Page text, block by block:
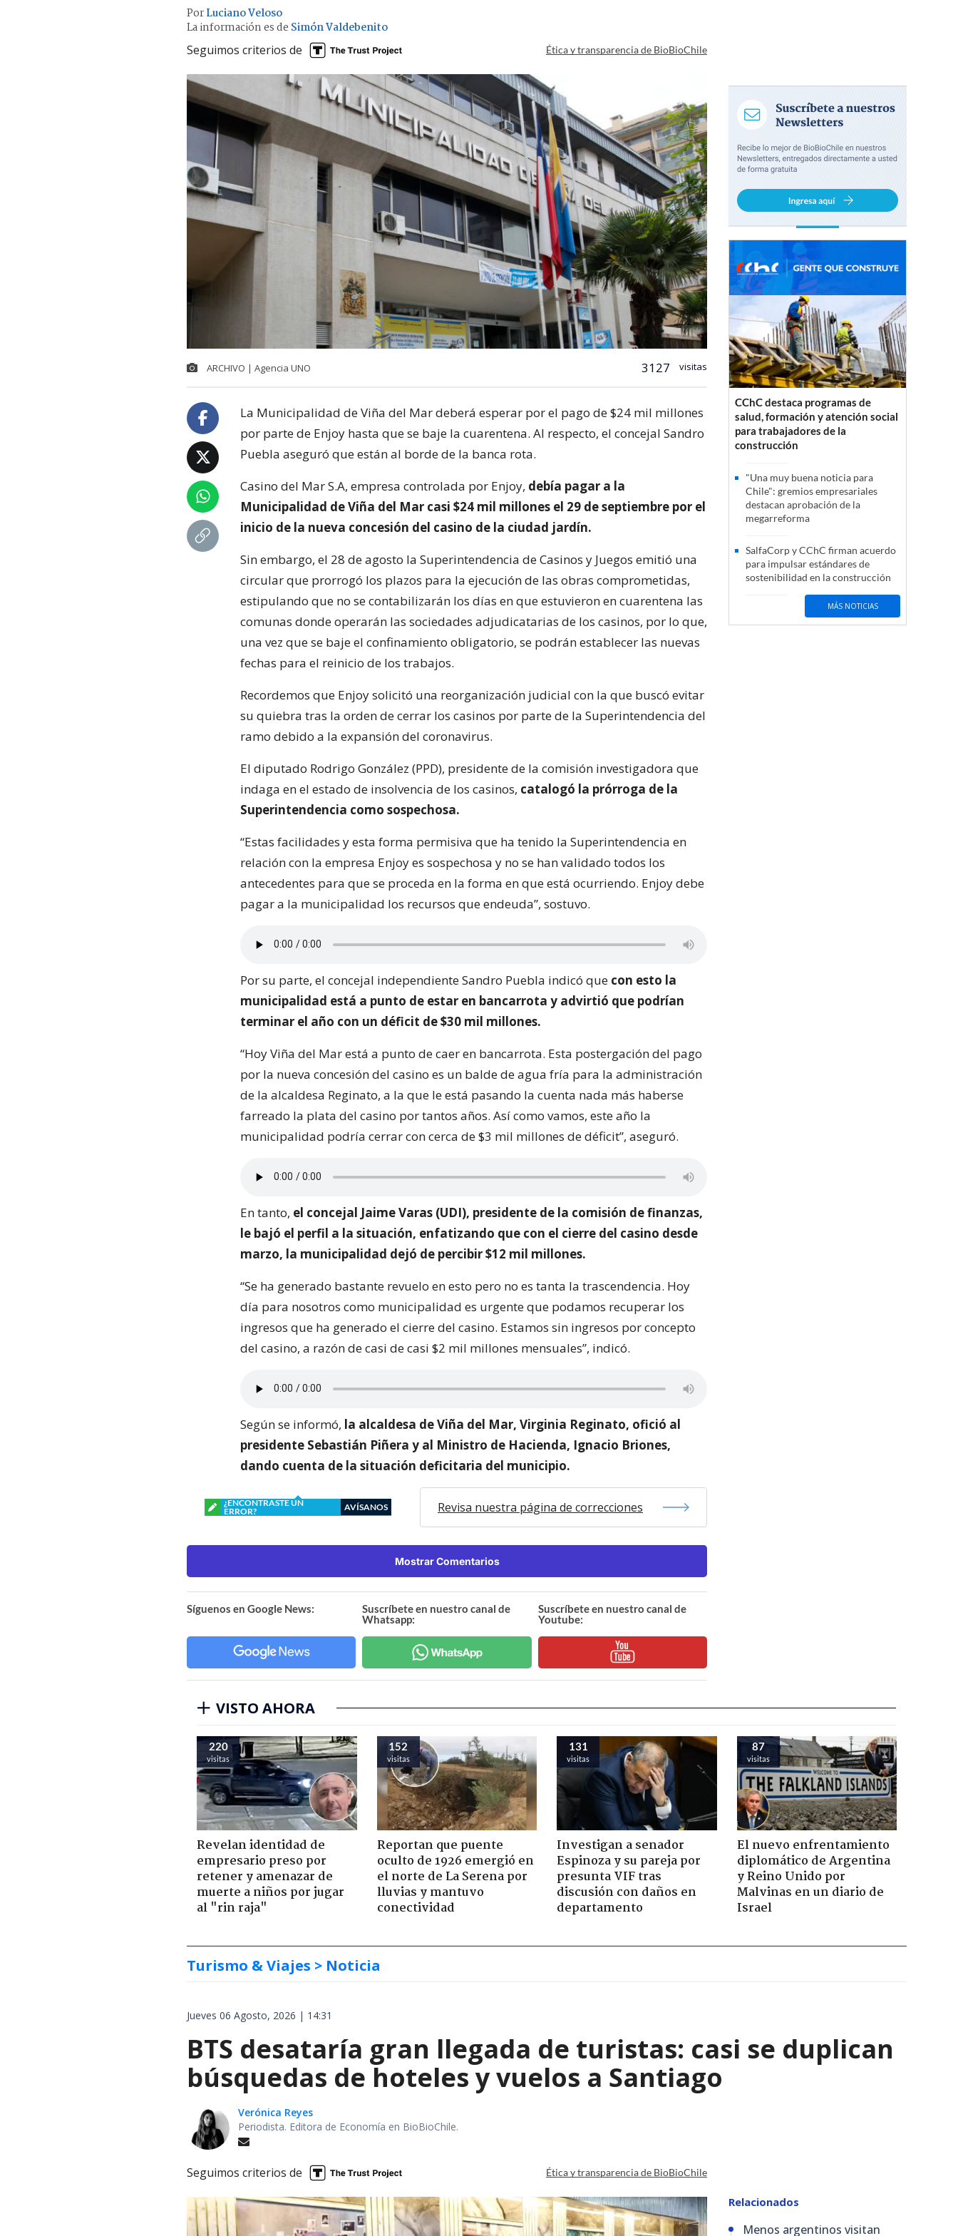
PorLuciano Veloso
La información es de Simón Valdebenito
Seguimos criterios de Ética y transparencia de BioBioChile
ARCHIVO | Agencia UNO 3127 visitas
La Municipalidad de Viña del Mar deberá esperar por el pago de $24 mil millones
por parte de Enjoy hasta que se baje la cuarentena. Al respecto, el concejal Sandro
Puebla aseguró que están al borde de la banca rota.
Casino del Mar S.A, empresa controlada por Enjoy, debía pagar a la
Municipalidad de Viña del Mar casi $24 mil millones el 29 de septiembre por el
inicio de la nueva concesión del casino de la ciudad jardín.
Sin embargo, el 28 de agosto la Superintendencia de Casinos y Juegos emitió una
circular que prorrogó los plazos para la ejecución de las obras comprometidas,
estipulando que no se contabilizarán los días en que estuvieron en cuarentena las
comunas donde operarán las sociedades adjudicatarias de los casinos, por lo que,
una vez que se baje el confinamiento obligatorio, se podrán establecer las nuevas
fechas para el reinicio de los trabajos.
Recordemos que Enjoy solicitó una reorganización judicial con la que buscó evitar
su quiebra tras la orden de cerrar los casinos por parte de la Superintendencia del
ramo debido a la expansión del coronavirus.
El diputado Rodrigo González (PPD), presidente de la comisión investigadora que
indaga en el estado de insolvencia de los casinos, catalogó la prórroga de la
Superintendencia como sospechosa.
“Estas facilidades y esta forma permisiva que ha tenido la Superintendencia en
relación con la empresa Enjoy es sospechosa y no se han validado todos los
antecedentes para que se proceda en la forma en que está ocurriendo. Enjoy debe
pagar a la municipalidad los recursos que endeuda”, sostuvo.
Por su parte, el concejal independiente Sandro Puebla indicó que con esto la
municipalidad está a punto de estar en bancarrota y advirtió que podrían
terminar el año con un déficit de $30 mil millones.
“Hoy Viña del Mar está a punto de caer en bancarrota. Esta postergación del pago
por la nueva concesión del casino es un balde de agua fría para la administración
de la alcaldesa Reginato, a la que le está pasando la cuenta nada más haberse
farreado la plata del casino por tantos años. Así como vamos, este año la
municipalidad podría cerrar con cerca de $3 mil millones de déficit”, aseguró.
En tanto, el concejal Jaime Varas (UDI), presidente de la comisión de finanzas,
le bajó el perfil a la situación, enfatizando que con el cierre del casino desde
marzo, la municipalidad dejó de percibir $12 mil millones.
“Se ha generado bastante revuelo en esto pero no es tanta la trascendencia. Hoy
día para nosotros como municipalidad es urgente que podamos recuperar los
ingresos que ha generado el cierre del casino. Estamos sin ingresos por concepto
del casino, a razón de casi de casi $2 mil millones mensuales”, indicó.
Según se informó, la alcaldesa de Viña del Mar, Virginia Reginato, ofició al
presidente Sebastián Piñera y al Ministro de Hacienda, Ignacio Briones,
dando cuenta de la situación deficitaria del municipio.
¿ENCONTRASTE UN
ERROR?
AVÍSANOS Revisa nuestra página de correcciones
Mostrar Comentarios
Síguenos en Google News:
Suscríbete en nuestro canal de
Whatsapp:
Suscríbete en nuestro canal de
Youtube:
CChC destaca programas de
salud, formación y atención social
para trabajadores de la
construcción
"Una muy buena noticia para
Chile": gremios empresariales
destacan aprobación de la
megarreforma
SalfaCorp y CChC firman acuerdo
para impulsar estándares de
sostenibilidad en la construcción
MÁS NOTICIAS
VISTO AHORA
220
visitas
Revelan identidad de
empresario preso por
retener y amenazar de
muerte a niños por jugar
al "rin raja"
152
visitas
Reportan que puente
oculto de 1926 emergió en
el norte de La Serena por
lluvias y mantuvo
conectividad
131
visitas
Investigan a senador
Espinoza y su pareja por
presunta VIF tras
discusión con daños en
departamento
87
visitas
El nuevo enfrentamiento
diplomático de Argentina
y Reino Unido por
Malvinas en un diario de
Israel
Turismo & Viajes > Noticia
Jueves 06 Agosto, 2026 | 14:31
BTS desataría gran llegada de turistas: casi se duplican
búsquedas de hoteles y vuelos a Santiago
Verónica Reyes
Periodista. Editora de Economía en BioBioChile.
Seguimos criterios de Ética y transparencia de BioBioChile
Relacionados
Menos argentinos visitan